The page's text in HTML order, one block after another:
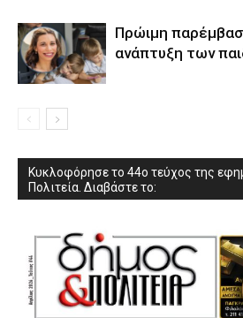
Πρώιμη
ανάπτυξη των
Κυκλοφόρησε το 44ο τεύχος της
Πολιτεία. Διαβάστε το: